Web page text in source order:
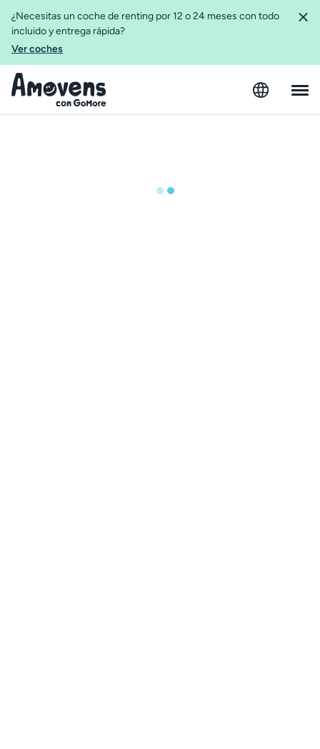
¿Necesitas un coche de renting por 12 o 24 meses con todo
incluido y entrega rápida?
Ver coches